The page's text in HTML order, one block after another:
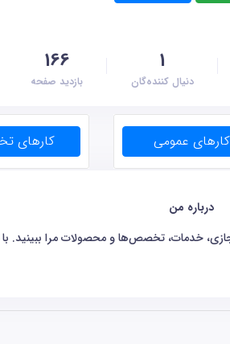
166
بازدید صفحه
1
دنیال کننده‌گان
درباره من
خدمات، تخصص‌ها و محصولات مرا ببینید. با